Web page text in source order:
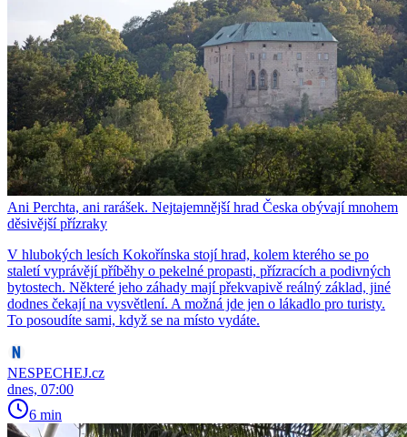
Ani Perchta, ani rarášek. Nejtajemnější hrad Česka obývají mnohem
děsivější přízraky
V hlubokých lesích Kokořínska stojí hrad, kolem kterého se po
staletí vyprávějí příběhy o pekelné propasti, přízracích a podivných
bytostech. Některé jeho záhady mají překvapivě reálný základ, jiné
dodnes čekají na vysvětlení. A možná jde jen o lákadlo pro turisty.
To posoudíte sami, když se na místo vydáte.
NESPECHEJ.cz
dnes, 07:00
6 min